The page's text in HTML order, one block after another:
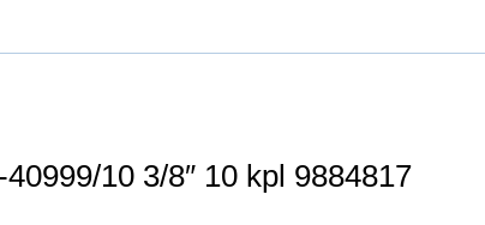
10 3/8″ 10 kpl 9884817